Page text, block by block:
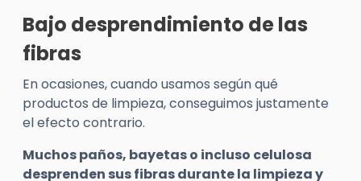
Bajo desprendimiento de las
fibras
En ocasiones, cuando usamos según qué
productos de limpieza, conseguimos justamente
el efecto contrario.
Muchos paños, bayetas o incluso celulosa
desprenden sus fibras durante la limpieza y